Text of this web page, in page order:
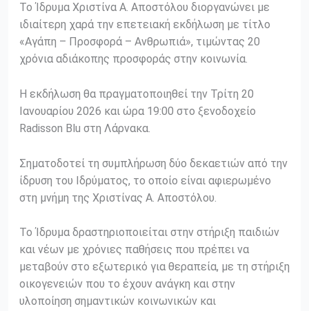
Το Ίδρυμα Χριστίνα Α. Αποστόλου διοργανώνει με
ιδιαίτερη χαρά την επετειακή εκδήλωση με τίτλο
«Αγάπη – Προσφορά – Ανθρωπιά», τιμώντας 20
χρόνια αδιάκοπης προσφοράς στην κοινωνία.
Η εκδήλωση θα πραγματοποιηθεί την Τρίτη 20
Ιανουαρίου 2026 και ώρα 19:00 στο ξενοδοχείο
Radisson Blu στη Λάρνακα.
Σηματοδοτεί τη συμπλήρωση δύο δεκαετιών από την
ίδρυση του Ιδρύματος, το οποίο είναι αφιερωμένο
στη μνήμη της Χριστίνας Α. Αποστόλου.
Το Ίδρυμα δραστηριοποιείται στην στήριξη παιδιών
και νέων με χρόνιες παθήσεις που πρέπει να
μεταβούν στο εξωτερικό για θεραπεία, με τη στήριξη
οικογενειών που το έχουν ανάγκη και στην
υλοποίηση σημαντικών κοινωνικών και